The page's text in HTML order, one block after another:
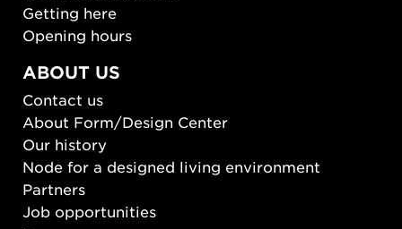
Getting here
Opening hours
ABOUT US
Contact us
About Form/Design Center
Our history
Node for a designed living environment
Partners
Job opportunities